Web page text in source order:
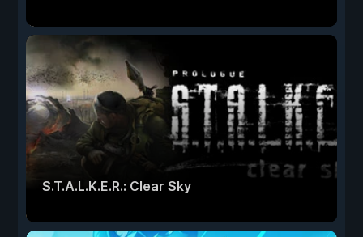
S.T.A.L.K.E.R.: Clear Sky